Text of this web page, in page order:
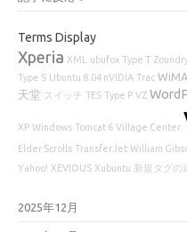
Terms Display
Xperia XML ubufox Type T
Type S Ubuntu 8.04 nVIDIA Trac
天堂 スイッチ TES Type P VZ
XP Windows Tomcat 6 Village Center
Elder Scrolls TransferJet William
Yahoo! XEVIOUS Xubuntu 新規タグの
2025年12月